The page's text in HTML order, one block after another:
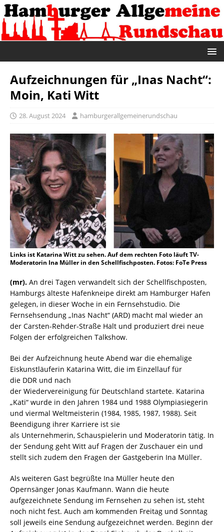
Aufzeichnungen für „Inas Nacht“:
Moin, Kati Witt
28. August 2024 hamburgerallgemeinerundschau
Links ist Katarina Witt zu sehen. Auf dem rechten Foto läuft TV-
Moderatorin Ina Müller in den Schellfischposten. Fotos: FoTe Press
(mr). An drei Tagen verwandelt sich der Schellfischposten,
Hamburgs älteste Hafenkneipe direkt am Hamburger Hafen
gelegen, in dieser Woche in ein Fernsehstudio. Die
Fernsehsendung „Inas Nacht“ (ARD) macht mal wieder an
der Carsten-Rehder-Straße Halt und produziert drei neue
Folgen der erfolgreichen Talkshow.
Bei der Aufzeichnung heute Abend war die ehemalige
Eiskunstläuferin Katarina Witt, die im Einzellauf für
die DDR und nach
der Wiedervereinigung für Deutschland startete. Katarina
„Kati“ wurde in den Jahren 1984 und 1988 Olympiasiegerin
und viermal Weltmeisterin (1984, 1985, 1987, 1988). Seit
Beendigung ihrer Karriere ist sie
als Unternehmerin, Schauspielerin und Moderatorin tätig. In
der Sendung geht Witt auf Fragen der Zuschauer ein und
stellt sich zudem den Fragen der Gastgeberin Ina Müller.
Als weiteren Gast begrüßte Ina Müller heute den
Opernsänger Jonas Kaufmann. Wann die heute
aufgezeichnete Sendung im Fernsehen zu sehen ist, steht
noch nicht fest. Auch am kommenden Freitag und Sonntag
soll jeweils eine Sendung aufgezeichnet werden. Beginn der